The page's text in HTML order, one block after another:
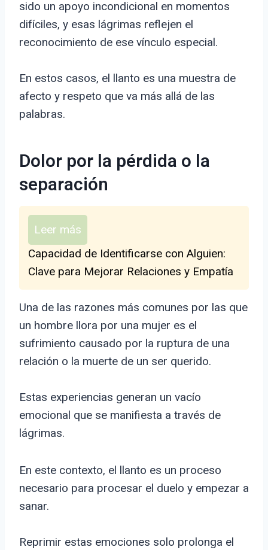
sido un apoyo incondicional en momentos
difíciles, y esas lágrimas reflejen el
reconocimiento de ese vínculo especial.
En estos casos, el llanto es una muestra de
afecto y respeto que va más allá de las
palabras.
Dolor por la pérdida o la
separación
Leer más
Capacidad de Identificarse con Alguien:
Clave para Mejorar Relaciones y Empatía
Una de las razones más comunes por las que
un hombre llora por una mujer es el
sufrimiento causado por la ruptura de una
relación o la muerte de un ser querido.
Estas experiencias generan un vacío
emocional que se manifiesta a través de
lágrimas.
En este contexto, el llanto es un proceso
necesario para procesar el duelo y empezar a
sanar.
Reprimir estas emociones solo prolonga el